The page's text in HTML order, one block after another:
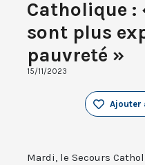
Catholique :
sont plus
pauvreté »
15/11/2023
Ajouter
Mardi, le Secours